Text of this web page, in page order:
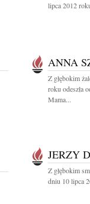
lipca 2012
ANNA
Z głębokim
roku odeszła
Mama...
JERZY
Z głębokim
dniu 10 lipca